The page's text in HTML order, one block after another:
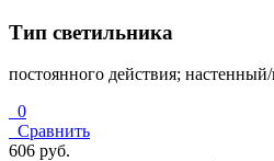
Тип светильника
постоянного действия;
0
Сравнить
606 руб.